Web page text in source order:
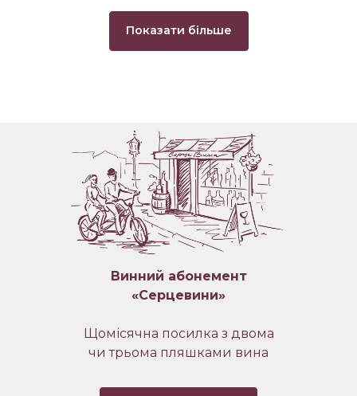
Показати більше
Винний абонемент
«Серцевини»
Щомісячна посилка з двома
чи трьома пляшками вина